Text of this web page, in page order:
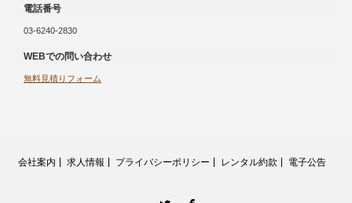
電話番号
03-6240-2830
WEBでの問い合わせ
無料見積りフォーム
会社案内 求人情報 プライバシーポリシー レンタル約款 電子公告